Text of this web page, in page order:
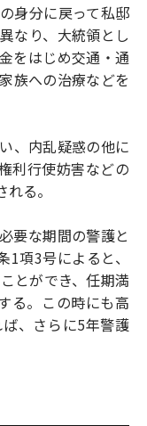
身分に戻って私邸
なり、大統領とし
をはじめ交通・通
族への治療などを
、内乱疑惑の他に
利行使妨害などの
る。
要な期間の警護と
項3号によると、
とができ、任期満
る。この時にも高
、さらに5年警護